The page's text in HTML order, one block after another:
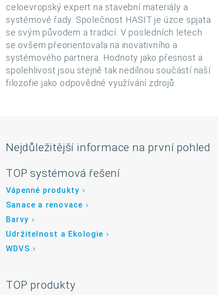
celoevropský expert na stavební materiály a
systémové řady. Společnost HASIT je úzce spjata
se svým původem a tradicí. V posledních letech
se ovšem přeorientovala na inovativního a
systémového partnera. Hodnoty jako přesnost a
spolehlivost jsou stejně tak nedílnou součástí naší
filozofie jako odpovědné využívání zdrojů.
Nejdůležitější informace na první pohled
TOP systémová řešení
Vápenné produkty
Sanace a renovace
Barvy
Udržitelnost a Ekologie
WDVS
TOP produkty